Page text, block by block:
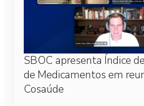
SBOC apresenta Índice
de Medicamentos em
Cosaúde